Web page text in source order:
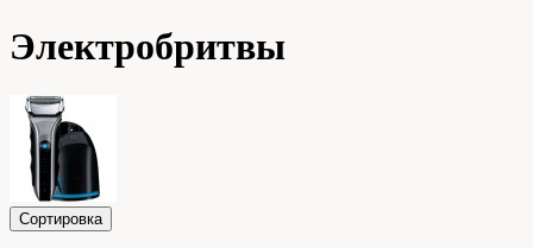
Электробритвы
Сортировка